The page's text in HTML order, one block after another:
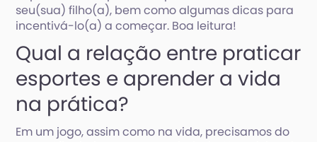
seu(sua) filho(a), bem como algumas dicas para
incentivá-lo(a) a começar. Boa leitura!
Qual a relação entre praticar
esportes e aprender a vida
na prática?
Em um jogo, assim como na vida, precisamos do